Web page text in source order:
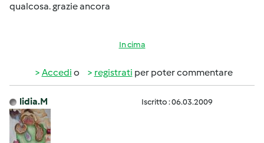
qualcosa. grazie ancora
In cima
Accedi o registrati per poter commentare
lidia.M Iscritto : 06.03.2009